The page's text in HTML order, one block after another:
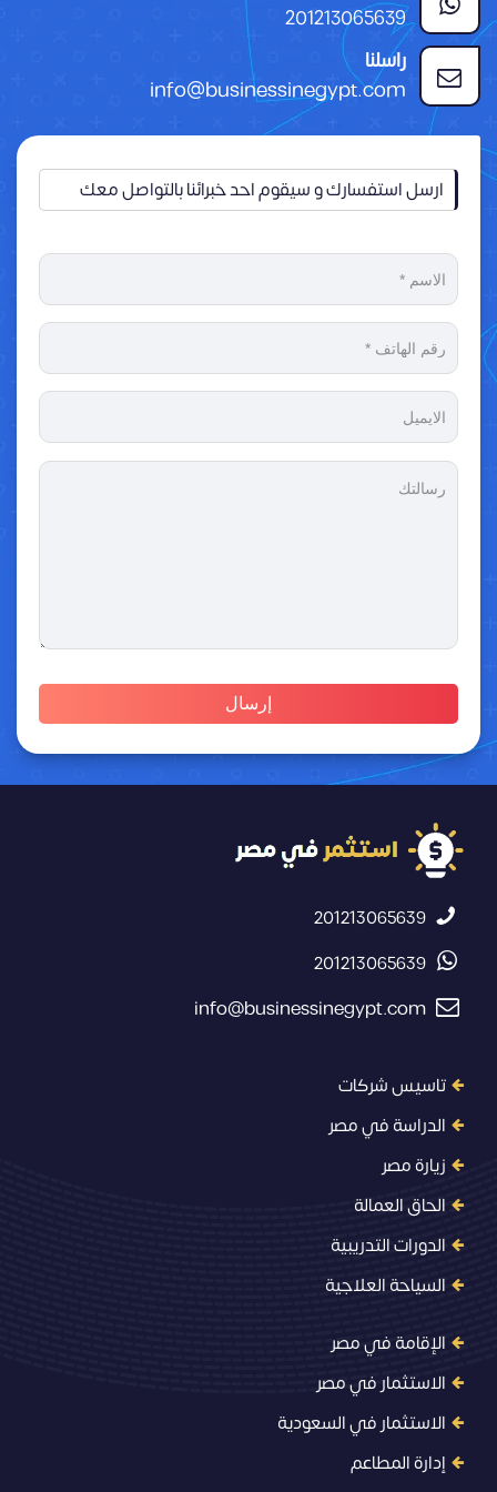
201213065639
راسلنا
info@businessinegypt.com
ارسل استفسارك و سيقوم احد خبرائنا بالتواصل معك
201213065639
201213065639
info@businessinegypt.com
الإقامة في مصر
الاستثمار في مصر
الاستثمار في السعودية
إدارة المطاعم
تاسيس شركات
الدراسة في مصر
زيارة مصر
الحاق العمالة
الدورات التدريبية
السياحة العلاجية